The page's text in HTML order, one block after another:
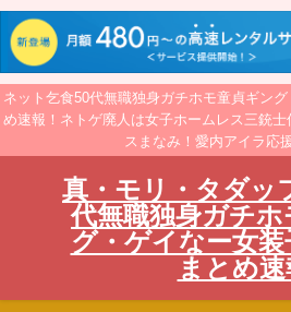
ネット乞食50代無職独身ガチホモ童貞ギン
め速報！ネトゲ廃人は女子ホームレス三銃
スまなみ！愛内アイラ応
真・モリ・タダッ
代無職独身ガチホ
グ・ゲイなー女
まとめ速